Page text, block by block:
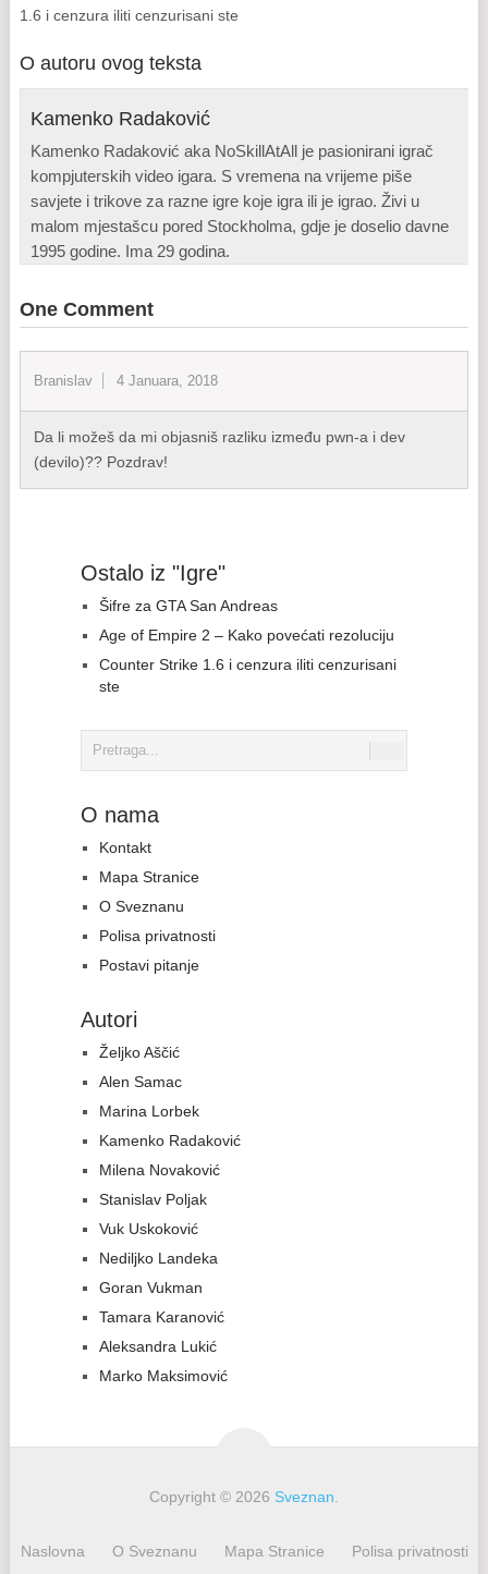
1.6 i cenzura iliti cenzurisani ste
O autoru ovog teksta
Kamenko Radaković
Kamenko Radaković aka NoSkillAtAll je pasionirani igrač
kompjuterskih video igara. S vremena na vrijeme piše
savjete i trikove za razne igre koje igra ili je igrao. Živi u
malom mjestašcu pored Stockholma, gdje je doselio davne
1995 godine. Ima 29 godina.
One Comment
Branislav 4 Januara, 2018
Da li možeš da mi objasniš razliku između pwn-a i dev
(devilo)?? Pozdrav!
Ostalo iz "Igre"
Šifre za GTA San Andreas
Age of Empire 2 – Kako povećati rezoluciju
Counter Strike 1.6 i cenzura iliti cenzurisani
ste
O nama
Kontakt
Mapa Stranice
O Sveznanu
Polisa privatnosti
Postavi pitanje
Autori
Željko Aščić
Alen Samac
Marina Lorbek
Kamenko Radaković
Milena Novaković
Stanislav Poljak
Vuk Uskoković
Nediljko Landeka
Goran Vukman
Tamara Karanović
Aleksandra Lukić
Marko Maksimović
Copyright © 2026 Sveznan
Naslovna O Sveznanu Mapa Stranice Polisa privatnosti